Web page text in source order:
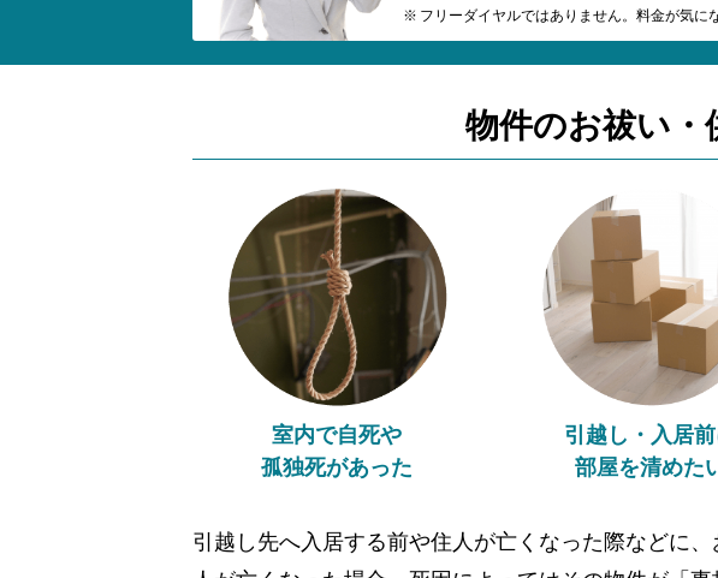
フリーダイヤルではありません。料金が気
物件のお祓い・
室内で自死や
孤独死があった
引越し・入居
部屋を清めた
引越し先へ入居する前や住人が亡くなった際などに